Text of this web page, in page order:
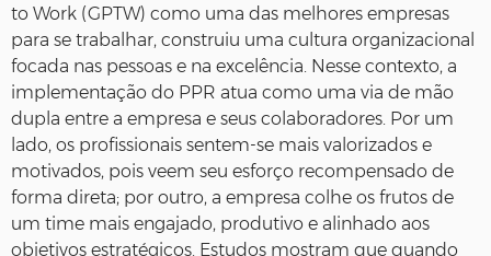
to Work (GPTW) como uma das melhores empresas
para se trabalhar, construiu uma cultura organizacional
focada nas pessoas e na excelência. Nesse contexto, a
implementação do PPR atua como uma via de mão
dupla entre a empresa e seus colaboradores. Por um
lado, os profissionais sentem-se mais valorizados e
motivados, pois veem seu esforço recompensado de
forma direta; por outro, a empresa colhe os frutos de
um time mais engajado, produtivo e alinhado aos
objetivos estratégicos. Estudos mostram que quando